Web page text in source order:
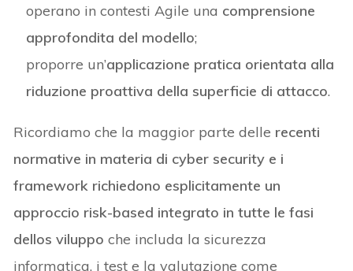
operano in contesti Agile una comprensione
approfondita del modello;
proporre un’applicazione pratica orientata alla
riduzione proattiva della superficie di attacco.
Ricordiamo che la maggior parte delle recenti
normative in materia di cyber security e i
framework richiedono esplicitamente un
approccio risk-based integrato in tutte le fasi
dellos viluppo che includa la sicurezza
informatica, i test e la valutazione come